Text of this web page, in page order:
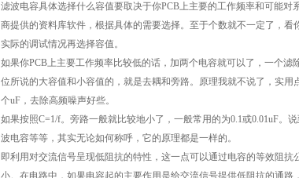
滤波电容具体选择什么容值要取决于你PCB上主要的工作频率和可能
商提供的资料库软件，根据具体的需要选择。至于个数就不一定了，
实际的调试情况再选择容值。
如果你PCB上主要工作频率比较低的话，加两个电容就可以了，一个
位所说的大容值和小容值的，就是去耦和旁路。原理我就不说了，实
个uF，去除高频噪声好些。
如果按照C=1/f。旁路一般就比较地小了，一般常用的为0.1或0.01uF
波电容等等，其实无论如何称呼，它的原理都是一样的。
即利用对交流信号呈现低阻抗的特性，这一点可以通过电容的等效阻
小。在电路中，如果电容起的主要作用是给交流信号提供低阻抗的通路